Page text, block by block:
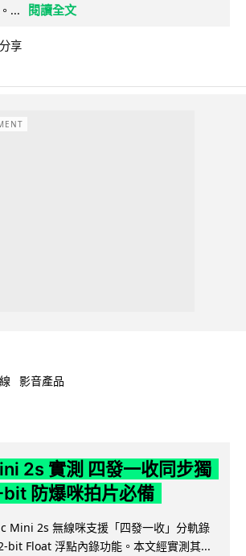
...
閱讀全文
分享
影音產品
2s 實測 四發一收同步獨
防爆咪拍片必備
Mini 2s 無線咪支援「四發一收」分軌錄
bit Float 浮點內錄功能。本文經實測其...